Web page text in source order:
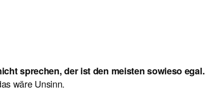
sprechen, der ist den meisten sowieso egal.
wäre Unsinn.